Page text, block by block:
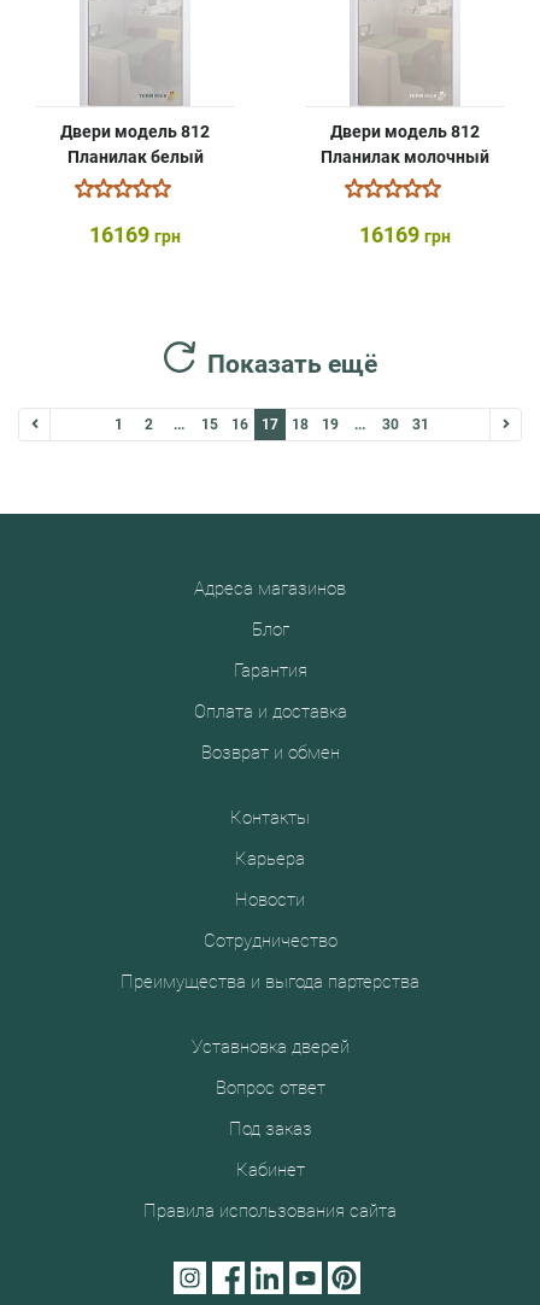
Двери модель 812
Планилак белый
16169 грн
Двери модель 812
Планилак молочный
16169 грн
Показать ещё
1 2 ... 15 16 17 18 19 ... 30 31
Адреса магазинов
Блог
Гарантия
Оплата и доставка
Возврат и обмен
Контакты
Карьера
Новости
Сотрудничество
Преимущества и выгода партерства
Уставновка дверей
Вопрос ответ
Под заказ
Кабинет
Правила использования сайта